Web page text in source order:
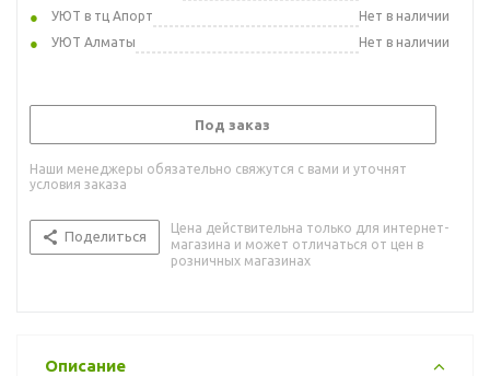
УЮТ в тц Апорт
Нет в наличии
УЮТ Алматы
Нет в наличии
Под заказ
Наши менеджеры обязательно свяжутся с вами и уточнят
условия заказа
Поделиться
Цена действительна только для интернет-
магазина и может отличаться от цен в
розничных магазинах
Описание